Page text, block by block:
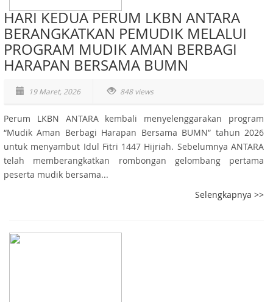
HARI KEDUA PERUM LKBN ANTARA
BERANGKATKAN PEMUDIK MELALUI
PROGRAM MUDIK AMAN BERBAGI
HARAPAN BERSAMA BUMN
19 Maret, 2026 848 views
Perum LKBN ANTARA kembali menyelenggarakan program
“Mudik Aman Berbagi Harapan Bersama BUMN” tahun 2026
untuk menyambut Idul Fitri 1447 Hijriah. Sebelumnya ANTARA
telah memberangkatkan rombongan gelombang pertama
peserta mudik bersama...
Selengkapnya >>